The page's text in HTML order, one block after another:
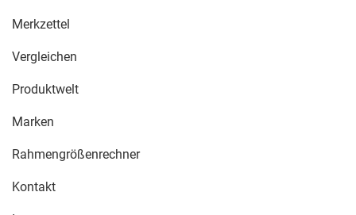
Merkzettel
Vergleichen
Produktwelt
Marken
Rahmengrößenrechner
Kontakt